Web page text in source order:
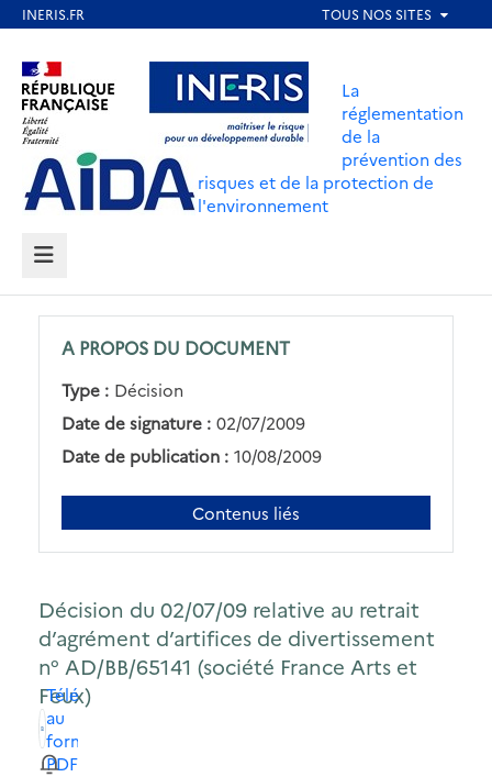
contenu
principal
Aller au contenu Aller au menu
Aller au pied de page
La
réglementation
de la
prévention des
risques et de la protection de
l'environnement
MENU
A PROPOS DU DOCUMENT
Type : Décision
Date de signature : 02/07/2009
Date de publication : 10/08/2009
Contenus liés
Décision du 02/07/09 relative au retrait
d’agrément d’artifices de divertissement
n° AD/BB/65141 (société France Arts et
Feux)
Télécharger
au
format
PDF